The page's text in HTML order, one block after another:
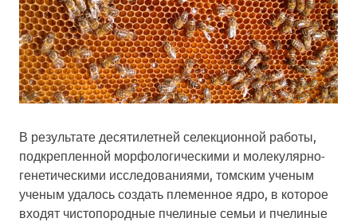
В результате десятилетней селекционной работы,
подкрепленной морфологическими и молекулярно-
генетическими исследованиями, томским ученым
ученым удалось создать племенное ядро, в которое
входят чистопородные пчелиные семьи и пчелиные